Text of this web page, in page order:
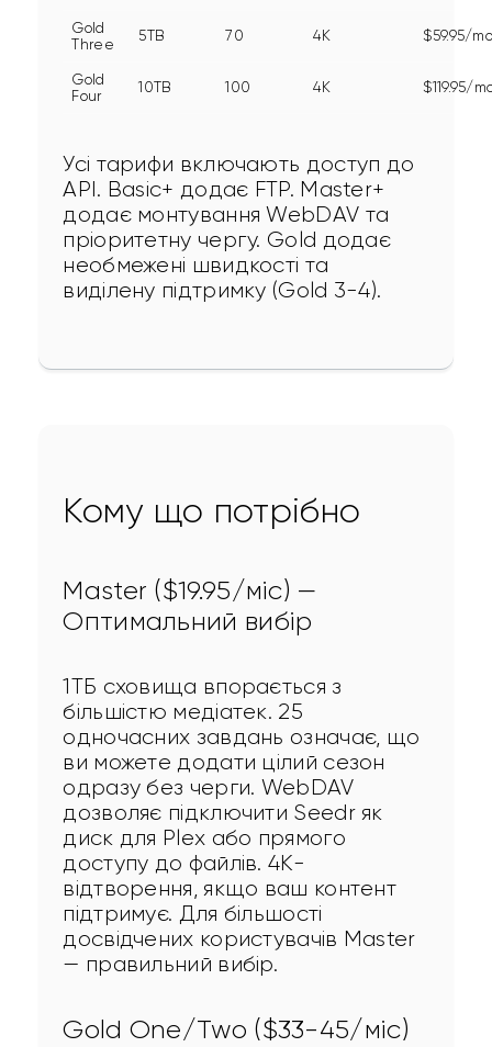
Gold
Three
5TB 70 4K $59.95/
Gold
Four
10TB 100 4K $119.95/
Усі тарифи включають доступ до
API. Basic+ додає FTP. Master+
додає монтування WebDAV та
пріоритетну чергу. Gold додає
необмежені швидкості та
виділену підтримку (Gold 3-4).
Кому що потрібно
Master ($19.95/міс) —
Оптимальний вибір
1ТБ сховища впорається з
більшістю медіатек. 25
одночасних завдань означає, що
ви можете додати цілий сезон
одразу без черги. WebDAV
дозволяє підключити Seedr як
диск для Plex або прямого
доступу до файлів. 4K-
відтворення, якщо ваш контент
підтримує. Для більшості
досвідчених користувачів Master
— правильний вибір.
Gold One/Two ($33-45/міс)